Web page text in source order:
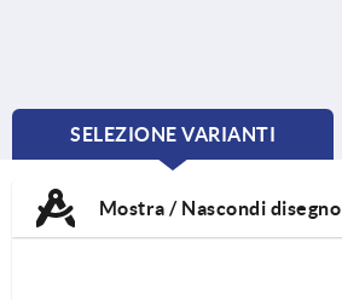
SELEZIONE VARIANTI
CURRENT
Mostra / Nascondi disegno